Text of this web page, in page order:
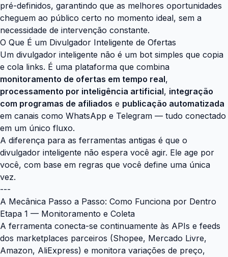
pré-definidos, garantindo que as melhores oportunidades
cheguem ao público certo no momento ideal, sem a
necessidade de intervenção constante.
O Que É um Divulgador Inteligente de Ofertas
Um divulgador inteligente não é um bot simples que copia
e cola links. É uma plataforma que combina
monitoramento de ofertas em tempo real,
processamento por inteligência artificial, integração
com programas de afiliados e publicação automatizada
em canais como WhatsApp e Telegram — tudo conectado
em um único fluxo.
A diferença para as ferramentas antigas é que o
divulgador inteligente não espera você agir. Ele age por
você, com base em regras que você define uma única
vez.
---
A Mecânica Passo a Passo: Como Funciona por Dentro
Etapa 1 — Monitoramento e Coleta
A ferramenta conecta-se continuamente às APIs e feeds
dos marketplaces parceiros (Shopee, Mercado Livre,
Amazon, AliExpress) e monitora variações de preço,